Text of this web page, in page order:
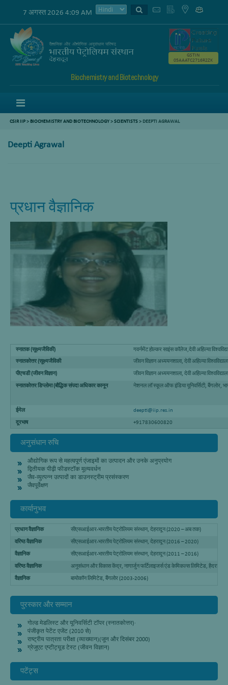
7 अगस्त 2026 4:09 AM
Biochemistry and Biotechnology
GSTIN
05AAATC2716R2ZK
CSIR IIP> BIOCHEMISTRY AND BIOTECHNOLOGY>SCIENTISTS> DEEPTI AGRAWAL
Deepti Agrawal
प्रधान वैज्ञानिक
स्नातक (सूक्ष्मजैविकी) गवर्नमेंट होल्कर साइंस कॉलेज,देवी अहिल्या
स्नातकोत्तर (सूक्ष्मजैविकी जीवन विज्ञान अध्ययनशाला, देवी अहिल्या
पीएचडी (जीवन विज्ञान) जीवन विज्ञान अध्ययनशाला, देवी अहिल्या
स्नातकोत्तर डिप्लोमा (बौद्धिक संपदा अधिकार कानून नेशनल लॉ स्कूल ऑफ इंडिया यूनिवर्सिटी, बैंगलोर,
ईमेल deepti@iip.res.in
दूरभाष +917830600820
अनुसंधान रुचि
औद्योगिक रूप से महत्वपूर्ण एंजाइमों का उत्पादन और उनके अनुप्रयोग
द्वितीयक पीढ़ी फीडस्टॉक मूल्यवर्धन
जैव-व्युत्पन्न उत्पादों का डाउनस्ट्रीम प्रसंस्करण
जैवपूर्वेक्षण
कार्यानुभव
प्रधान वैज्ञानिक सीएसआईआर-भारतीय पेट्रोलियम संस्थान, देहरादून ( 2020 –अब तक)
वरिष्ठ वैज्ञानिक सीएसआईआर-भारतीय पेट्रोलियम संस्थान, देहरादून (2016 – 2020)
वैज्ञानिक सीएसआईआर-भारतीय पेट्रोलियम संस्थान, देहरादून (2011 – 2016)
वरिष्ठ वैज्ञानिक अनुसंधान और विकास केंद्र, नागार्जुन फर्टिलाइजर्स एंड केमिकल्स लिमिटेड,
वैज्ञानिक बायोकॉन लिमिटेड, बैंगलोर (2003-2006)
पुरस्कार और सम्मान
गोल्ड मेडलिस्ट और यूनिवर्सिटी टॉपर (स्नातकोत्तर)·
पंजीकृत पेटेंट एजेंट (2010 से)
राष्ट्रीय पात्रता परीक्षा (व्याख्यान)(जून और दिसंबर 2000)
ग्रेजुएट एप्टीट्यूड टेस्ट (जीवन विज्ञान)
पटेंट्स